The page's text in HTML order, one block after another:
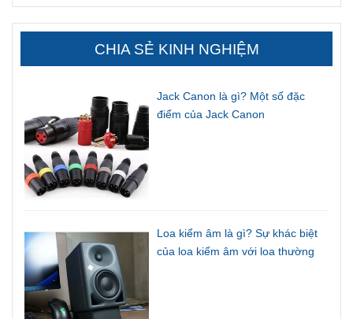
CHIA SẺ KINH NGHIỆM
Jack Canon là gì? Một số đặc
điểm của Jack Canon
Loa kiểm âm là gì? Sự khác biệt
của loa kiểm âm với loa thường